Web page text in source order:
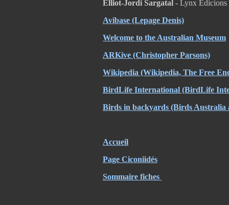
Elliot-Jordi Sargatal - Lynx
Avibase (Lepage Denis)
Welcome to the Australian Museum
ARKive (Christopher Parsons)
Wikipedia (Wikipedia, The Free
BirdLife International (BirdLife
Birds in backyards (Birds Australia
Accueil
Page Ciconiidés
Sommaire fiches